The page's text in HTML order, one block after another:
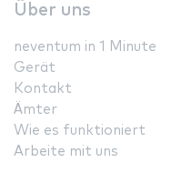
Über uns
neventum in 1 Minute
Gerät
Kontakt
Ämter
Wie es funktioniert
Arbeite mit uns